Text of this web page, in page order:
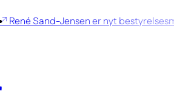
René Sand-Jensen er nyt